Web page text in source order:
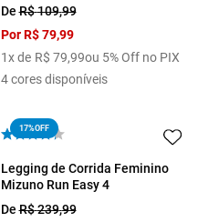
DeR$109,99
PorR$ 79,99
1x de R$ 79,99ou 5% Off no PIX
4 cores disponíveis
17%OFF
Legging de Corrida Feminino
Mizuno Run Easy 4
DeR$239,99